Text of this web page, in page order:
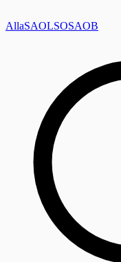
AllaSAOLSOSAOB